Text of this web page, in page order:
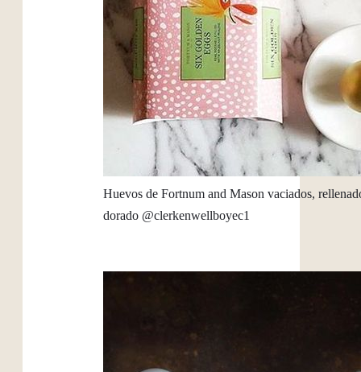
Huevos de Fortnum and Mason vaciados,
dorado @clerkenwellboyec1